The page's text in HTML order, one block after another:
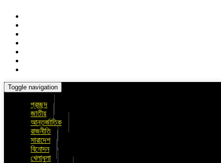
Toggle navigation
প্রচ্ছদ
জাতীয়
আন্তর্জাতিক
রাজনীতি
সারাদেশ
বিনোদন
খেলাধুলা